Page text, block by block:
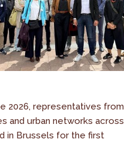
2026, representatives from
and urban networks across
in Brussels for the first